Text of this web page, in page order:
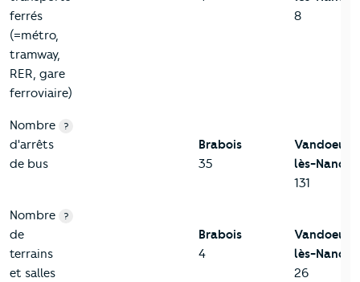
ferrés
(=métro,
tramway,
RER, gare
ferroviaire)
8
Nombre
d'arrêts
de bus
?
Brabois
35
lès-Nancy
131
Nombre
de
terrains
et salles
?
Brabois
4
lès-Nancy
26